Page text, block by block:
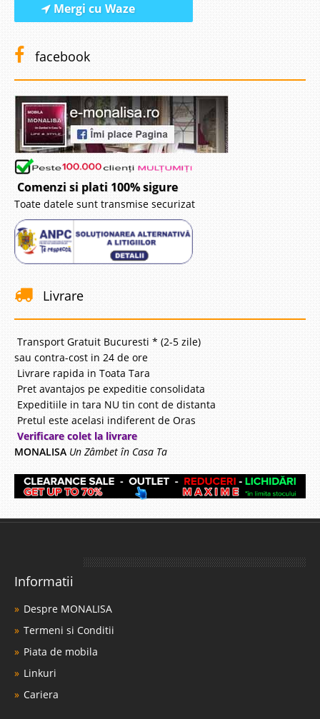
Mergi cu Waze
facebook
Comenzi si plati 100% sigure
Toate datele sunt transmise securizat
Livrare
Transport Gratuit Bucuresti * (2-5 zile)
sau contra-cost in 24 de ore
Livrare rapida in Toata Tara
Pret avantajos pe expeditie consolidata
Expeditiile in tara NU tin cont de distanta
Pretul este acelasi indiferent de Oras
Verificare colet la livrare
MONALISA Un Zâmbet în Casa Ta
Informatii
Despre MONALISA
Termeni si Conditii
Piata de mobila
Linkuri
Cariera